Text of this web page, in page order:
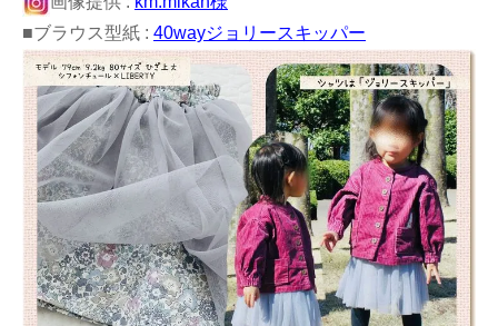
■ブラウス型紙 : 40wayジョリースキッパー